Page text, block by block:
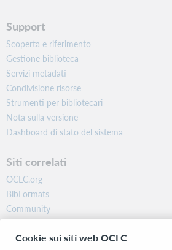
Support
Scoperta e riferimento
Gestione biblioteca
Servizi metadati
Condivisione risorse
Strumenti per bibliotecari
Nota sulla versione
Dashboard di stato del sistema
Siti correlati
OCLC.org
BibFormats
Community
Ricerca
WebJunction
Cookie sui siti web OCLC